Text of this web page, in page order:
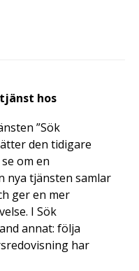
hos
”Sök
den tidigare
om en
nya tjänsten samlar
ger en mer
I Sök
annat: följa
har